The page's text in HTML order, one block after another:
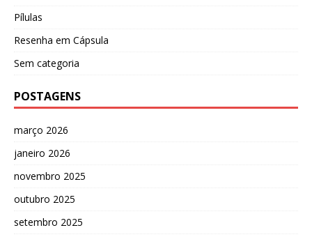
Pílulas
Resenha em Cápsula
Sem categoria
POSTAGENS
março 2026
janeiro 2026
novembro 2025
outubro 2025
setembro 2025